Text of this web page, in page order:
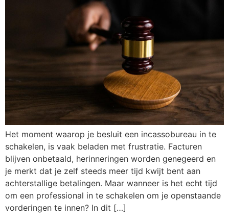
Het moment waarop je besluit een incassobureau in te
schakelen, is vaak beladen met frustratie. Facturen
blijven onbetaald, herinneringen worden genegeerd en
je merkt dat je zelf steeds meer tijd kwijt bent aan
achterstallige betalingen. Maar wanneer is het echt tijd
om een professional in te schakelen om je openstaande
vorderingen te innen? In dit […]